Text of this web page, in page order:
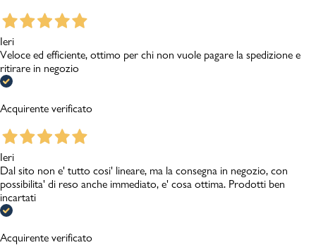
Ieri
Veloce ed efficiente, ottimo per chi non vuole pagare la spedizione e
ritirare in negozio
Acquirente verificato
Ieri
Dal sito non e' tutto cosi' lineare, ma la consegna in negozio, con
possibilita' di reso anche immediato, e' cosa ottima. Prodotti ben
incartati
Acquirente verificato